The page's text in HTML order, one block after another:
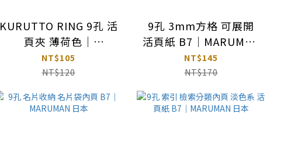
KURUTTO RING 9孔 活
頁夾 薄荷色｜
MARUMAN 日本
NT$105
NT$120
9孔 3mm方格 可展開
活頁紙 B7｜MARUMAN
日本
NT$145
NT$170